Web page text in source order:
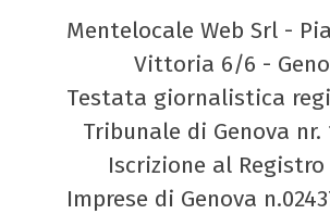
Mentelocale Web Srl -
Vittoria 6/6 -
Testata giornalistica
Tribunale di Genova nr.
Iscrizione al
Imprese di Genova